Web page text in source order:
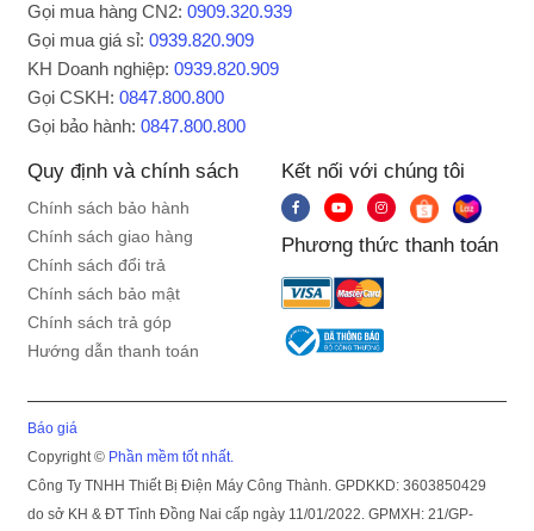
- Có xửng hấp kèm theo để bạn tiện chế biến
những món hấp đơn giản: bánh bao, xôi, trứng
hấp,...
Phụ kiện đi kèm
Kết nối với chúng tôi
Phương thức thanh toán
Gọi mua hàng CN2:0909.320.939
Gọi mua giá sỉ:0939.820.909
KH Doanh nghiệp:0939.820.909
Gọi CSKH:0847.800.800
Gọi bảo hành:0847.800.800
Quy định và chính sách
Chính sách bảo hành
Chính sách giao hàng
Chính sách đổi trả
Chính sách bảo mật
Chính sách trả góp
Hướng dẫn thanh toán
Báo giá
Copyright © Phần mềm tốt nhất.
Công Ty TNHH Thiết Bị Điện Máy Công Thành. GPDKKD: 3603850429
do sở KH & ĐT Tỉnh Đồng Nai cấp ngày 11/01/2022. GPMXH: 21/GP-